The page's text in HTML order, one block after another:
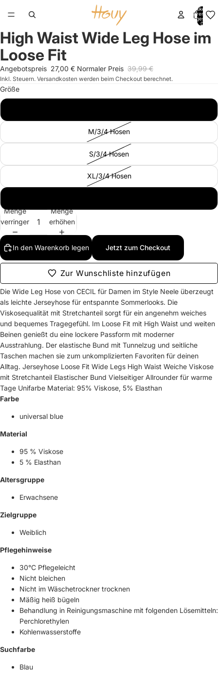
Artikel im
Warenkorb
insgesamt:
0
Bild
im
Vollbildmodus
öffnen
Bild
im
Vollbildmodus
öffnen
Bild
im
Vollbildmodus
öffnen
Bild
im
Vollbildmodus
öffnen
Bild
im
Vollbildmodus
öffnen
Bild
im
Vollbildmodus
öffnen
Bild
im
Vollbildmodus
öffnen
High Waist Wide Leg Hose im
Loose Fit
Angebotspreis 27,00 € Normaler Preis 39,99 €
Inkl. Steuern. Versandkosten werden beim Checkout berechnet.
Größe
M/3/4 Hosen
S/3/4 Hosen
XL/3/4 Hosen
Menge
verringern
Menge
erhöhen
In den Warenkorb legen Jetzt zum Checkout
Zur Wunschliste hinzufügen
Die Wide Leg Hose von CECIL für Damen im Style Neele überzeugt
als leichte Jerseyhose für entspannte Sommerlooks. Die
Viskosequalität mit Stretchanteil sorgt für ein angenehm weiches
und bequemes Tragegefühl. Im Loose Fit mit High Waist und weiten
Beinen genießt du eine lockere Passform mit moderner
Ausstrahlung. Der elastische Bund mit Tunnelzug und seitliche
Taschen machen sie zum unkomplizierten Favoriten für deinen
Alltag. Jerseyhose Loose Fit Wide Legs High Waist Weiche Viskose
mit Stretchanteil Elastischer Bund Vielseitiger Allrounder für warme
Tage Unifarbe Material: 95% Viskose, 5% Elasthan
Farbe
universal blue
Material
95 % Viskose
5 % Elasthan
Altersgruppe
Erwachsene
Zielgruppe
Weiblich
Pflegehinweise
30°C Pflegeleicht
Nicht bleichen
Nicht im Wäschetrockner trocknen
Mäßig heiß bügeln
Behandlung in Reinigungsmaschine mit folgenden Lösemitteln:
Perchlorethylen
Kohlenwasserstoffe
Suchfarbe
Blau